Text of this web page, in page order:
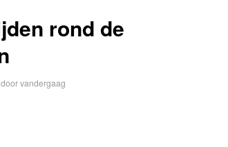
rond de
doorvandergaag